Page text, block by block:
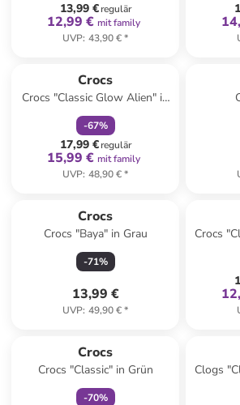
13,99 €regulär
12,99 € mit family
UVP: 43,90 €*
Crocs
Crocs "Classic Glow Alien" in
Weiß/ Grün
-67%
17,99 €regulär
15,99 € mit family
UVP: 48,90 €*
Crocs
Crocs "Baya" in Grau
-71%
13,99 €
UVP: 49,90 €*
Crocs
Crocs
Crocs "Classic" in Grün
-70%
Clogs